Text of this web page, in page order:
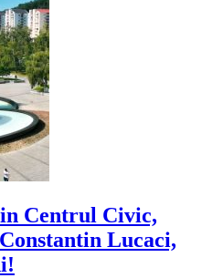
Centrul Civic,
Lucaci,